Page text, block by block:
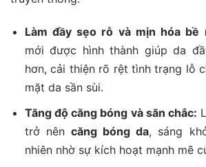
Làm đầy sẹo rỗ và mịn hóa bề
mới được hình thành giúp da
hơn, cải thiện rõ rệt tình trạng lỗ
mặt da sần sùi.
Tăng độ căng bóng và săn chắc:
trở nêncăng bóng da, sáng
nhiên nhờ sự kích hoạt mạnh mẽ